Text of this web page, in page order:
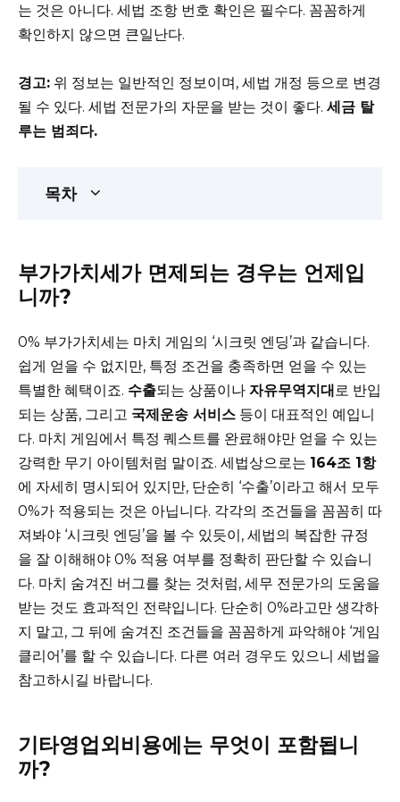
는 것은 아니다. 세법 조항 번호 확인은 필수다. 꼼꼼하게
확인하지 않으면 큰일난다.
경고: 위 정보는 일반적인 정보이며, 세법 개정 등으로 변경
될 수 있다. 세법 전문가의 자문을 받는 것이 좋다. 세금 탈
루는 범죄다.
목차
부가가치세가 면제되는 경우는 언제입
니까?
0% 부가가치세는 마치 게임의 ‘시크릿 엔딩’과 같습니다.
쉽게 얻을 수 없지만, 특정 조건을 충족하면 얻을 수 있는
특별한 혜택이죠. 수출되는 상품이나 자유무역지대 로 반입
되는 상품, 그리고 국제운송 서비스 등이 대표적인 예입니
다. 마치 게임에서 특정 퀘스트를 완료해야만 얻을 수 있는
강력한 무기 아이템처럼 말이죠. 세법상으로는 164조 1항
에 자세히 명시되어 있지만, 단순히 ‘수출’이라고 해서 모두
0%가 적용되는 것은 아닙니다. 각각의 조건들을 꼼꼼히 따
져봐야 ‘시크릿 엔딩’을 볼 수 있듯이, 세법의 복잡한 규정
을 잘 이해해야 0% 적용 여부를 정확히 판단할 수 있습니
다. 마치 숨겨진 버그를 찾는 것처럼, 세무 전문가의 도움을
받는 것도 효과적인 전략입니다. 단순히 0%라고만 생각하
지 말고, 그 뒤에 숨겨진 조건들을 꼼꼼하게 파악해야 ‘게임
클리어’를 할 수 있습니다. 다른 여러 경우도 있으니 세법을
참고하시길 바랍니다.
기타영업외비용에는 무엇이 포함됩니
까?